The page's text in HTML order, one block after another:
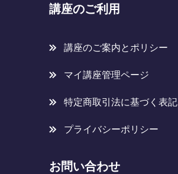
講座のご利用
講座のご案内とポリシー
マイ講座管理ページ
特定商取引法に基づく表記
プライバシーポリシー
お問い合わせ